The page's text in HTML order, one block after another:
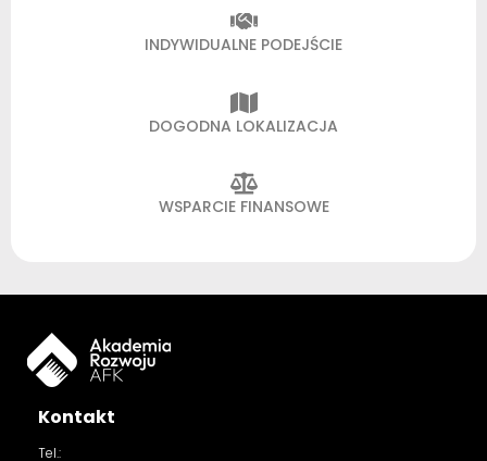
INDYWIDUALNE PODEJŚCIE
DOGODNA LOKALIZACJA
WSPARCIE FINANSOWE
Kontakt
Tel.: